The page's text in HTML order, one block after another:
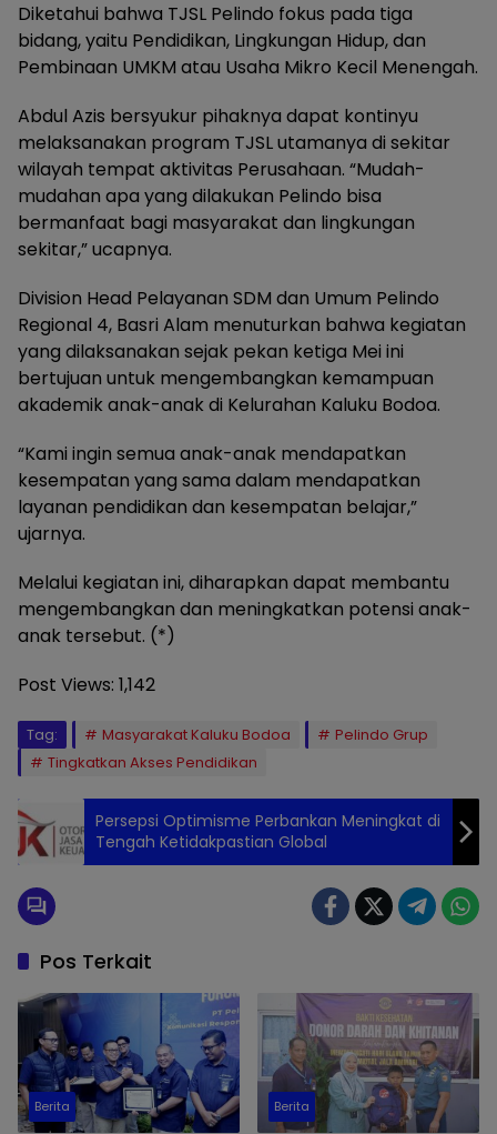
Diketahui bahwa TJSL Pelindo fokus pada tiga
bidang, yaitu Pendidikan, Lingkungan Hidup, dan
Pembinaan UMKM atau Usaha Mikro Kecil Menengah.
Abdul Azis bersyukur pihaknya dapat kontinyu
melaksanakan program TJSL utamanya di sekitar
wilayah tempat aktivitas Perusahaan. “Mudah-
mudahan apa yang dilakukan Pelindo bisa
bermanfaat bagi masyarakat dan lingkungan
sekitar,” ucapnya.
Division Head Pelayanan SDM dan Umum Pelindo
Regional 4, Basri Alam menuturkan bahwa kegiatan
yang dilaksanakan sejak pekan ketiga Mei ini
bertujuan untuk mengembangkan kemampuan
akademik anak-anak di Kelurahan Kaluku Bodoa.
“Kami ingin semua anak-anak mendapatkan
kesempatan yang sama dalam mendapatkan
layanan pendidikan dan kesempatan belajar,”
ujarnya.
Melalui kegiatan ini, diharapkan dapat membantu
mengembangkan dan meningkatkan potensi anak-
anak tersebut. (*)
Post Views: 1,142
Tag: Masyarakat Kaluku Bodoa
Pelindo Grup
Tingkatkan Akses Pendidikan
Persepsi Optimisme Perbankan Meningkat di
Tengah Ketidakpastian Global
Pos Terkait
Berita Berita